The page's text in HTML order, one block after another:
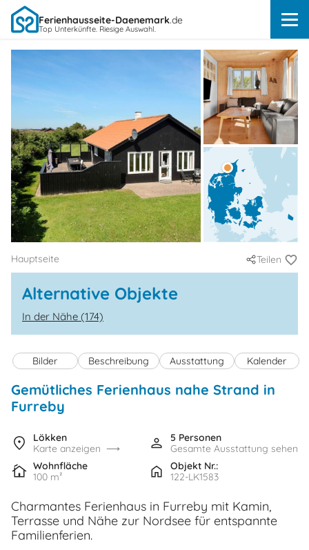
Ferienhausseite-Daenemark.de
Top Unterkünfte. Riesige Auswahl.
Hauptseite Teilen
Alternative Objekte
In der Nähe (174)
Bilder Beschreibung Ausstattung Kalender
Gemütliches Ferienhaus nahe Strand in
Furreby
Lökken
Karte anzeigen
5 Personen
Gesamte Ausstattung sehen
Wohnfläche
100 m²
Objekt Nr.:
122-LK1583
Charmantes Ferienhaus in Furreby mit Kamin,
Terrasse und Nähe zur Nordsee für entspannte
Familienferien.